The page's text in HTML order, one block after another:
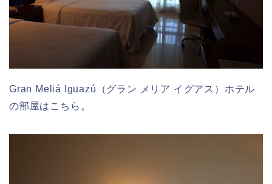
Gran Meliá Iguazú（グラン メリア イグアス）ホテル
の部屋はこちら。